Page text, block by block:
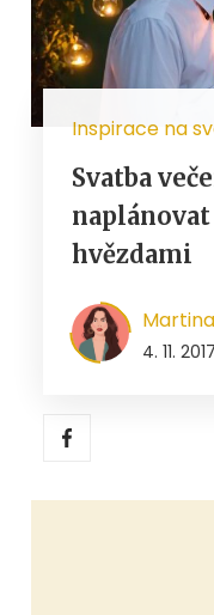
Inspirace na
Svatba
hvězdami
4. 11. 2017